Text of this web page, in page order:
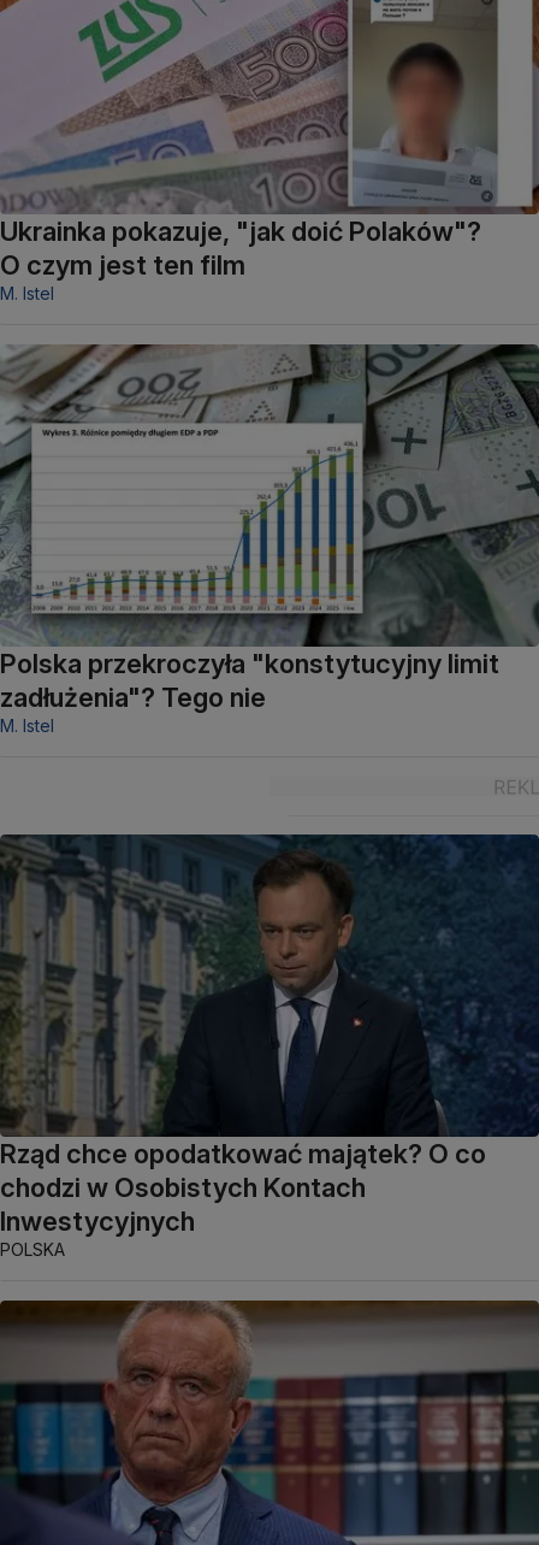
Ukrainka pokazuje, "jak doić Polaków"?
O czym jest ten film
M. Istel
Polska przekroczyła "konstytucyjny limit
zadłużenia"? Tego nie
M. Istel
Rząd chce opodatkować majątek? O co
chodzi w Osobistych Kontach
Inwestycyjnych
POLSKA